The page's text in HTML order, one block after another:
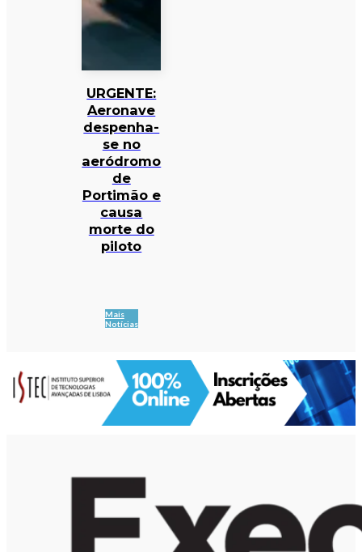
URGENTE:
Aeronave
despenha-
se no
aeródromo
de
Portimão e
causa
morte do
piloto
Mais
Notícias